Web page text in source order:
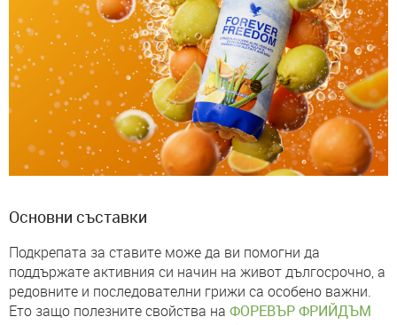
Основни съставки
Подкрепата за ставите може да ви помогни да
поддържате активния си начин на живот дългосрочно, а
редовните и последователни грижи са особено важни.
Ето защо полезните свойства на ФОРЕВЪР ФРИЙДЪМ